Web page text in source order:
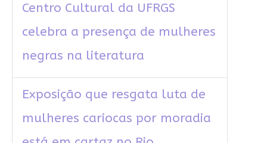
Centro Cultural da UFRGS
celebra a presença de mulheres
negras na literatura
Exposição que resgata luta de
mulheres cariocas por moradia